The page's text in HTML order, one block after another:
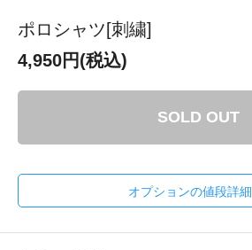
ポロシャツ[刺繍]
4,950円(税込)
SOLD OUT
オプションの値段詳細